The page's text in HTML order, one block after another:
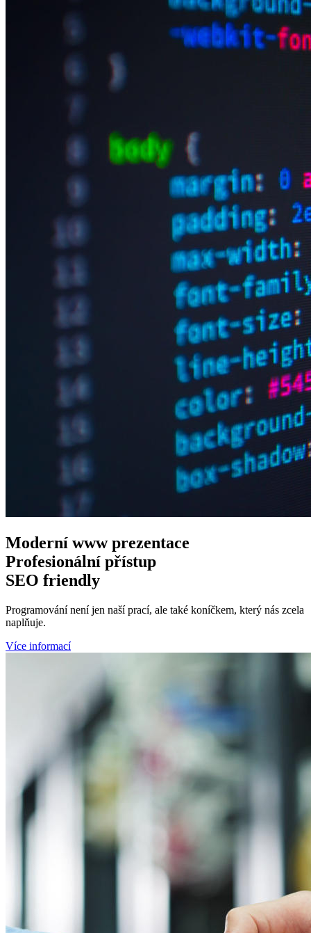
Moderní wwwprezentace
Profesionální přístup
SEO friendly
Programování není jen naší prací, ale také koníčkem, který nás zcela
naplňuje.
Více informací